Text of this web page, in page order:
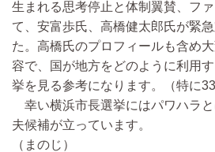
生まれる思考停止と体制翼賛、フ
て、安富歩氏、高橋健太郎氏が緊
た。高橋氏のプロフィールも含め
容で、国が地方をどのように利用
挙を見る参考になります。（特に
幸い横浜市長選挙にはパワハラ
夫候補が立っています。
（まのじ）